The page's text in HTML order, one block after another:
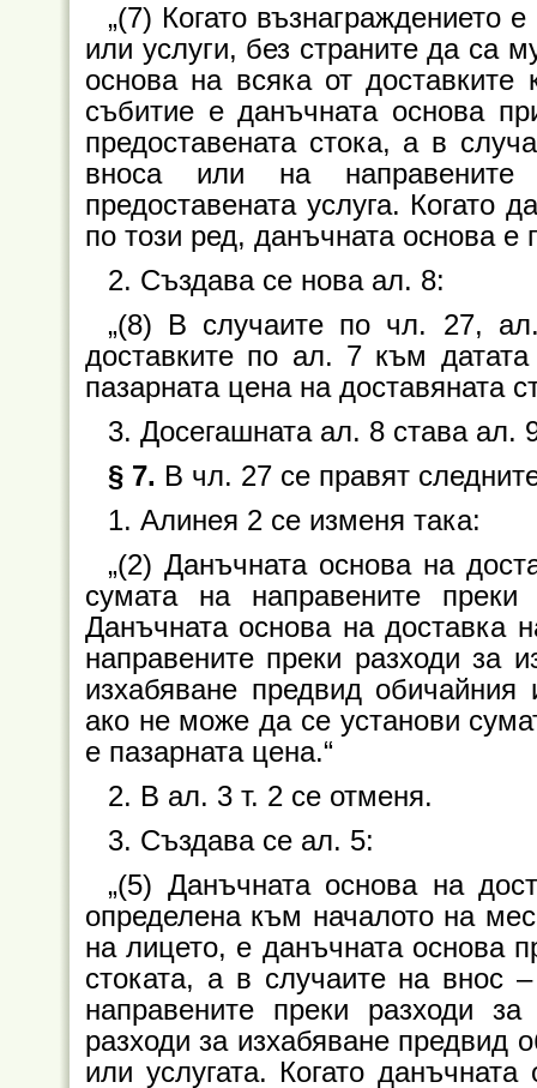
„(7) Когато възнаграждението
или услуги, без страните да са
основа на всяка от
събитие е данъчната основа
предоставената стока, а в
вноса или на
предоставената услуга. Когато
по този ред, данъчната основа е
2. Създава се нова ал. 8:
„(8) В случаите по чл. 27,
доставките по ал. 7 към
пазарната цена на доставяната
3. Досегашната ал. 8 става ал.
§ 7. В чл. 27 се правят
1. Алинея 2 се изменя така:
„(2) Данъчната основа на
сумата на направените
Данъчната основа на доставка
направените преки разходи за
изхабяване предвид
ако не може да се установи
е пазарната цена.“
2. В ал. 3 т. 2 се отменя.
3. Създава се ал. 5:
„(5) Данъчната основа на
определена към началото на
на лицето, е данъчната основа
стоката, а в случаите на внос
направените преки разходи
разходи за изхабяване предвид
или услугата. Когато